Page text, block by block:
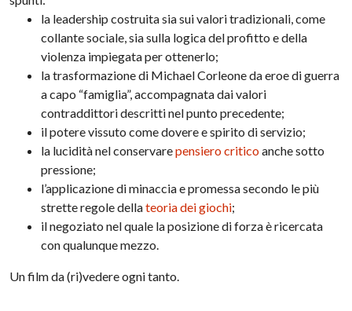
la leadership costruita sia sui valori tradizionali, come
collante sociale, sia sulla logica del profitto e della
violenza impiegata per ottenerlo;
la trasformazione di Michael Corleone da eroe di guerra
a capo “famiglia”, accompagnata dai valori
contraddittori descritti nel punto precedente;
il potere vissuto come dovere e spirito di servizio;
la lucidità nel conservarepensiero criticoanche sotto
pressione;
l’applicazione di minaccia e promessa secondo le più
strette regole dellateoria dei giochi;
il negoziato nel quale la posizione di forza è ricercata
con qualunque mezzo.
Un film da (ri)vedere ogni tanto.